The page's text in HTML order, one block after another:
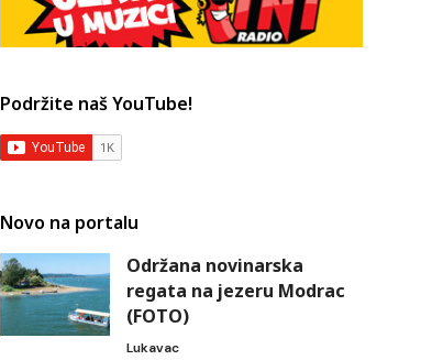
Podržite naš YouTube!
Novo na portalu
Održana novinarska
regata na jezeru Modrac
(FOTO)
Lukavac